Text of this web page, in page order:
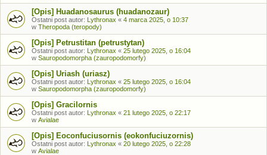
[Opis] Huadanosaurus (huadanozaur)
Ostatni post autor: Lythronax « 4 marca 2025, o 10:37
w Theropoda (teropody)
[Opis] Petrustitan (petrustytan)
Ostatni post autor: Lythronax « 25 lutego 2025, o 16:04
w Sauropodomorpha (zauropodomorfy)
[Opis] Uriash (uriasz)
Ostatni post autor: Lythronax « 25 lutego 2025, o 16:04
w Sauropodomorpha (zauropodomorfy)
[Opis] Gracilornis
Ostatni post autor: Lythronax « 21 lutego 2025, o 22:17
w Avialae
[Opis] Eoconfuciusornis (eokonfuciuzornis)
Ostatni post autor: Lythronax « 20 lutego 2025, o 22:28
w Avialae